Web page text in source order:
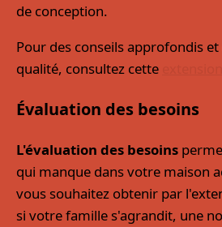
de conception.
Pour des conseils approfondis et
qualité, consultez cette
Évaluation des besoins
L'évaluation des besoins
qui manque dans votre maison
vous souhaitez obtenir par
si votre famille s'agrandit, une